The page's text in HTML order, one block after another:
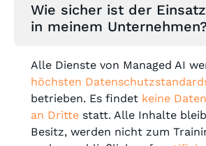
Wie sicher ist der
in meinem
Alle Dienste von Managed AI
höchsten
betrieben. Es findet keine
an Drittestatt. Alle Inhalte
Besitz, werden nicht zum